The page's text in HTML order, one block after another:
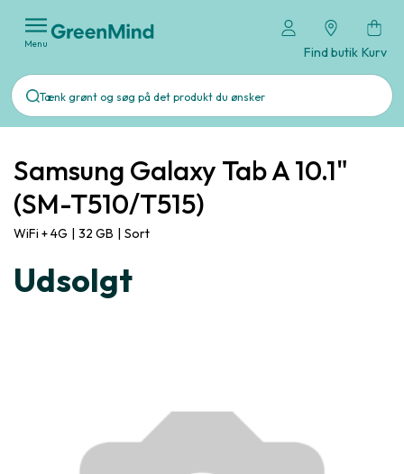
Menu
Find butik Kurv
Samsung Galaxy Tab A 10.1"
(SM-T510/T515)
WiFi + 4G | 32 GB | Sort
Udsolgt